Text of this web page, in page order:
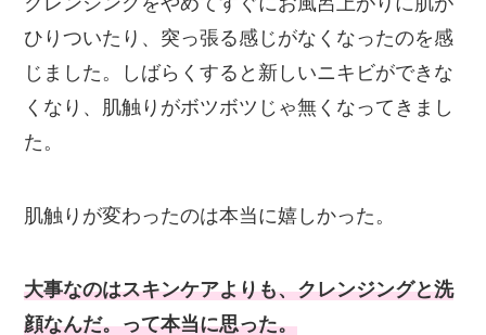
ひりついたり、突っ張る感じがなくなったのを感
じました。しばらくすると新しいニキビができな
くなり、肌触りがボツボツじゃ無くなってきまし
た。
肌触りが変わったのは本当に嬉しかった。
大事なのはスキンケアよりも、クレンジングと洗
顔なんだ。って本当に思った。